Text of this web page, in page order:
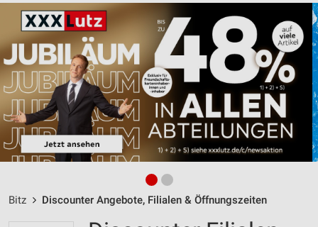
Bitz Discounter Angebote, Filialen & Öffnungszeiten